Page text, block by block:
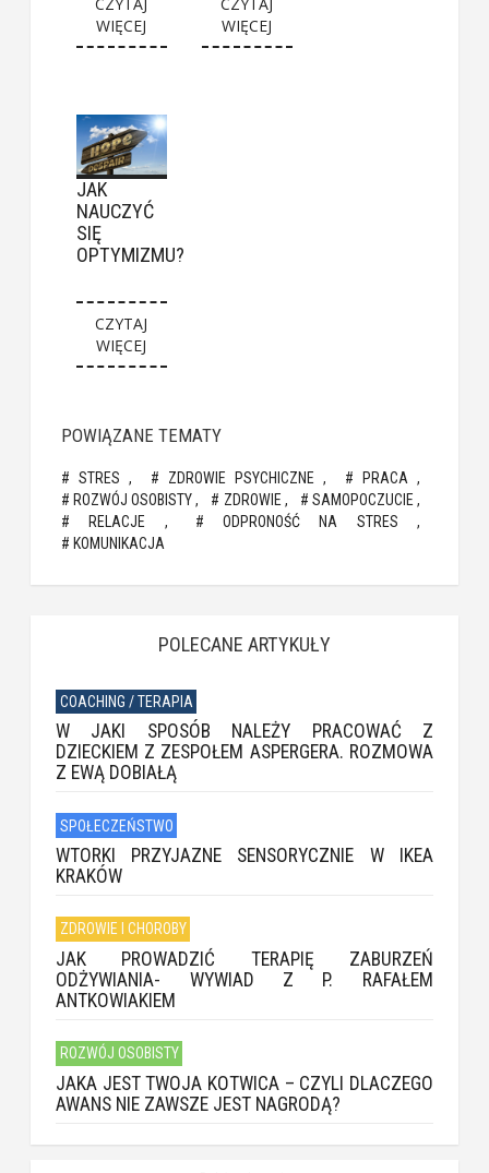
WIĘCEJ
WIĘCEJ
JAK
NAUCZYĆ
SIĘ
OPTYMIZMU?
CZYTAJ
WIĘCEJ
POWIĄZANE TEMATY
STRES ZDROWIE PSYCHICZNE
PRACA
ROZWÓJ OSOBISTY
ZDROWIE
SAMOPOCZUCIE
RELACJE
ODPRONOŚĆ NA STRES
KOMUNIKACJA
POLECANE ARTYKUŁY
COACHING / TERAPIA
W JAKI SPOSÓB NALEŻY PRACOWAĆ Z
DZIECKIEM Z ZESPOŁEM ASPERGERA. ROZMOWA
Z EWĄ DOBIAŁĄ
SPOŁECZEŃSTWO
WTORKI PRZYJAZNE SENSORYCZNIE W IKEA
KRAKÓW
ZDROWIE I CHOROBY
JAK PROWADZIĆ TERAPIĘ ZABURZEŃ
ODŻYWIANIA- WYWIAD Z P. RAFAŁEM
ANTKOWIAKIEM
ROZWÓJ OSOBISTY
JAKA JEST TWOJA KOTWICA – CZYLI DLACZEGO
AWANS NIE ZAWSZE JEST NAGRODĄ?